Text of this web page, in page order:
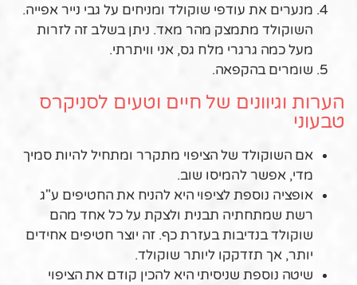
מנערים את עודפי שוקולד ומניחים על גבי נייר אפייה.
השוקולד מתמצק מהר מאד. ניתן בשלב זה לזרות
מעל כמה גרגרי מלח גס, אני וויתרתי.
שומרים בהקפאה.
הערות וגיוונים של חיים וטעים לסניקרס
טבעוני
אם השוקולד של הציפוי מתקרר ומתחיל להיות סמיך
מדי, אפשר להמיסו שוב.
אופציה נוספת לציפוי היא להניח את החטיפים ע"ג
רשת שמתחתיה תבנית ולצקת על כל אחד מהם
שוקולד בנדיבות בעזרת כף. זה יוצר חטיפים אחידים
יותר, אך תזדקקו ליותר שוקולד.
שיטה נוספת שניסיתי היא להכין קודם את הציפוי